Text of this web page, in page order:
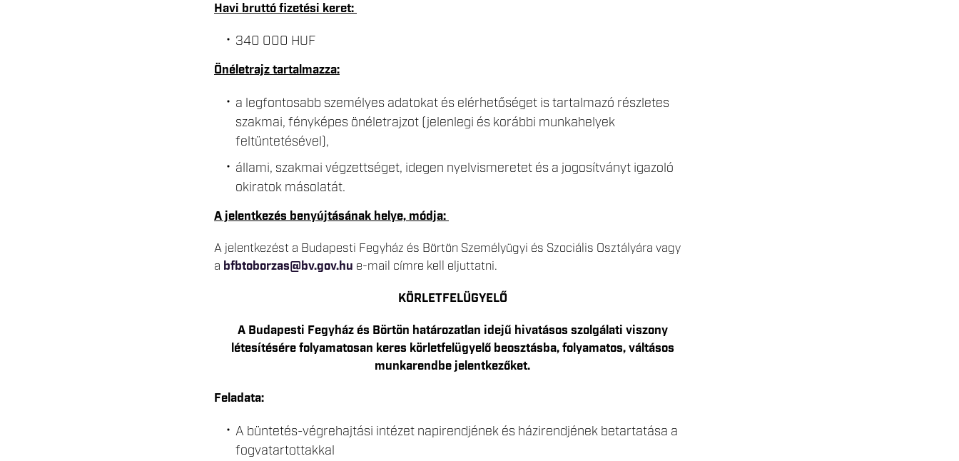
Havi bruttó fizetési keret:
340 000 HUF
Önéletrajz tartalmazza:
a legfontosabb személyes adatokat és elérhetőséget is tartalmazó részletes
szakmai, fényképes önéletrajzot (jelenlegi és korábbi munkahelyek
feltüntetésével),
állami, szakmai végzettséget, idegen nyelvismeretet és a jogosítványt igazoló
okiratok másolatát.
A jelentkezés benyújtásának helye, módja:
A jelentkezést a Budapesti Fegyház és Börtön Személyügyi és Szociális Osztályára vagy
a bfbtoborzas@bv.gov.hu e-mail címre kell eljuttatni.
KÖRLETFELÜGYELŐ
A Budapesti Fegyház és Börtön határozatlan idejű hivatásos szolgálati viszony
létesítésére folyamatosan keres körletfelügyelő beosztásba, folyamatos, váltásos
munkarendbe jelentkezőket.
Feladata:
A büntetés-végrehajtási intézet napirendjének és házirendjének betartatása a
fogvatartottakkal